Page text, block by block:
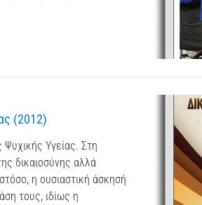
(2012)
Υγείας. Στη
δικαιοσύνης αλλά
η ουσιαστική άσκησή
τους, ιδίως η